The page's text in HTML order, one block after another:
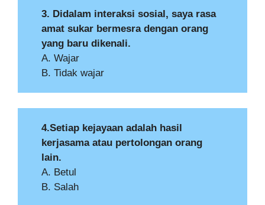
3. Didalam interaksi sosial, saya rasa
amat sukar bermesra dengan orang
yang baru dikenali.
A. Wajar
B. Tidak wajar
4.Setiap kejayaan adalah hasil
kerjasama atau pertolongan orang
lain.
A. Betul
B. Salah